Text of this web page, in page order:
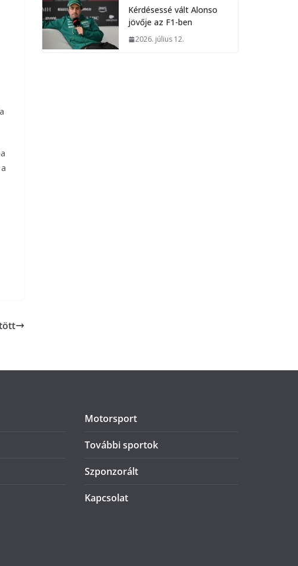
Kérdésessé vált Alonso
jövője az F1-ben
2026. július 12.
Motorsport
További sportok
Szponzorált
Kapcsolat